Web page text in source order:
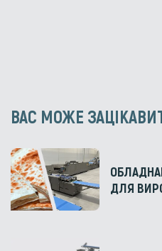
ВАС МОЖЕ
ДЛЯ